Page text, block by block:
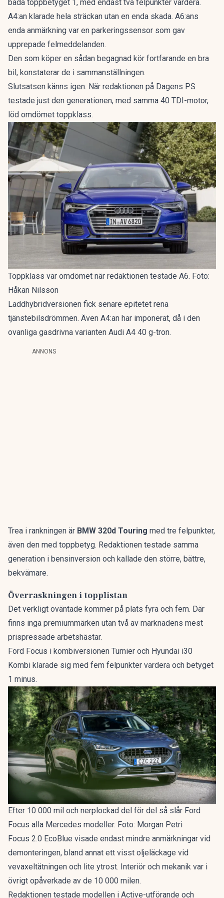
båda toppbetyget 1, med endast två felpunkter vardera.
A4:an klarade hela sträckan utan en enda skada. A6:ans
enda anmärkning var en parkeringssensor som gav
upprepade felmeddelanden.
Den som köper en sådan begagnad kör fortfarande en bra
bil, konstaterar de i sammanställningen.
Slutsatsen känns igen. När redaktionen på Dagens PS
testade just den generationen, med samma 40 TDI-motor,
löd omdömet toppklass.
Toppklass var omdömet när redaktionen testade A6. Foto:
Håkan Nilsson
Laddhybridversionen fick senare epitetet rena
tjänstebilsdrömmen. Även A4:an har imponerat, då i den
ovanliga gasdrivna varianten Audi A4 40 g-tron.
ANNONS
Trea i rankningen är BMW 320d Touring med tre felpunkter,
även den med toppbetyg. Redaktionen testade samma
generation i bensinversion och kallade den större, bättre,
bekvämare.
Överraskningen i topplistan
Det verkligt oväntade kommer på plats fyra och fem. Där
finns inga premiummärken utan två av marknadens mest
prispressade arbetshästar.
Ford Focus i kombiversionen Turnier och Hyundai i30
Kombi klarade sig med fem felpunkter vardera och betyget
1 minus.
Efter 10 000 mil och nerplockad del för del så slår Ford
Focus alla Mercedes modeller. Foto: Morgan Petri
Focus 2.0 EcoBlue visade endast mindre anmärkningar vid
demonteringen, bland annat ett visst oljeläckage vid
vevaxeltätningen och lite ytrost. Interiör och mekanik var i
övrigt opåverkade av de 10 000 milen.
Redaktionen testade modellen i Active-utförande och